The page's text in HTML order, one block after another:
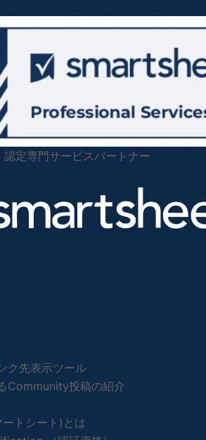
定専門サービスパートナー
ク先表示ツール
Community投稿の紹介
トシート)とは